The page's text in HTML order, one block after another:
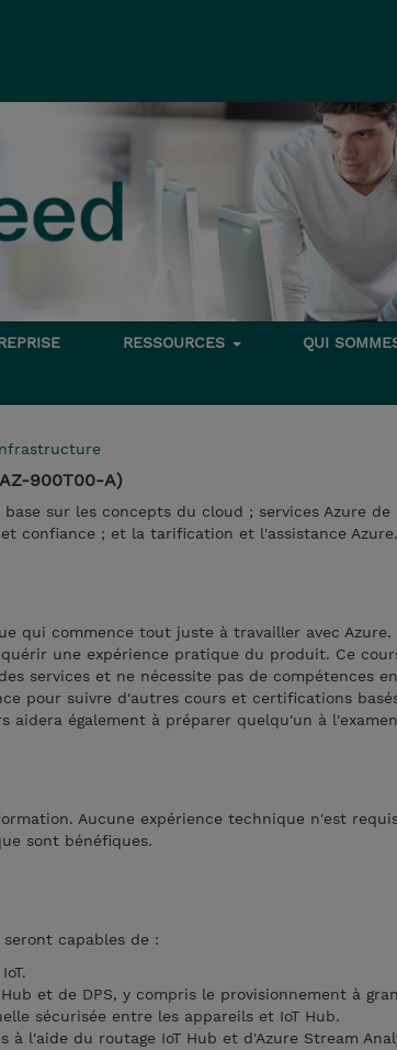
RESSOURCES QUI
900T00-A)
sur les concepts du cloud ; services Azure de
confiance ; et la tarification et l'assistance Azure.
qui commence tout juste à travailler avec Azure.
une expérience pratique du produit. Ce
services et ne nécessite pas de compétences
pour suivre d'autres cours et certifications
aidera également à préparer quelqu'un à
Aucune expérience technique n'est
sont bénéfiques.
capables de :
et de DPS, y compris le provisionnement à
sécurisée entre les appareils et IoT Hub.
à l'aide du routage IoT Hub et d'Azure Stream